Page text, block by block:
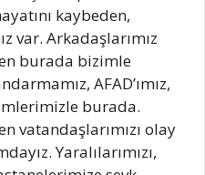
kaybeden,
var. Arkadaşlarımız
burada bizimle
AFAD’ımız,
burada.
vatandaşlarımızı olay
Yaralılarımızı,